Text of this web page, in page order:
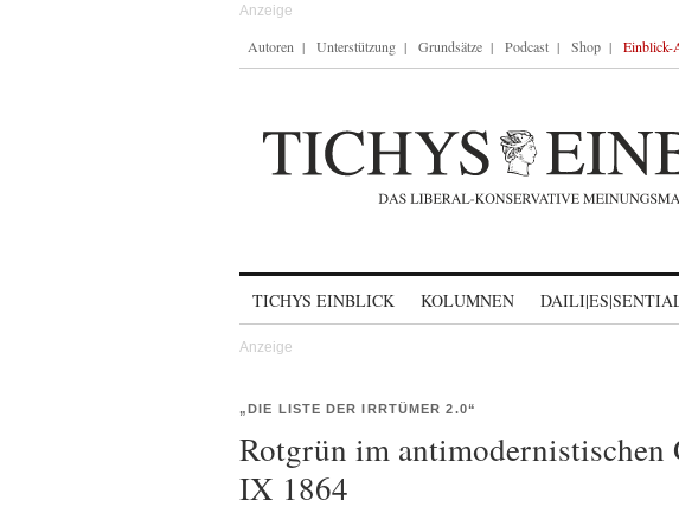
Autoren Unterstützung Grundsätze Podcast Shop Einblick-
TICHYS EINBLICK KOLUMNEN
„DIE LISTE DER IRRTÜMER 2.0“
Rotgrün im antimodernistischen
IX 1864